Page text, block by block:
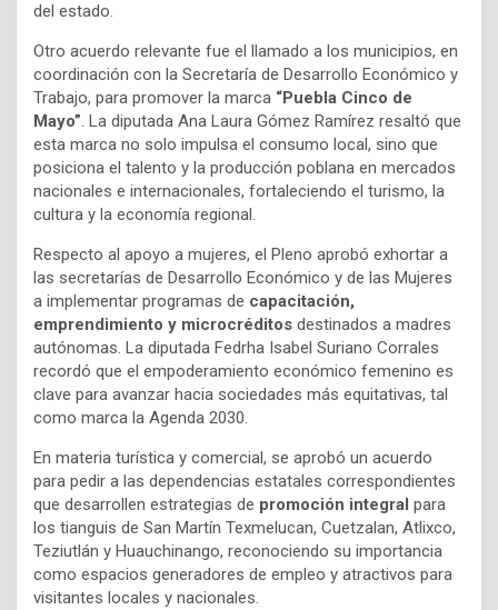
del estado.
Otro acuerdo relevante fue el llamado a los municipios, en
coordinación con la Secretaría de Desarrollo Económico y
Trabajo, para promover la marca “Puebla Cinco de
Mayo”. La diputada Ana Laura Gómez Ramírez resaltó que
esta marca no solo impulsa el consumo local, sino que
posiciona el talento y la producción poblana en mercados
nacionales e internacionales, fortaleciendo el turismo, la
cultura y la economía regional.
Respecto al apoyo a mujeres, el Pleno aprobó exhortar a
las secretarías de Desarrollo Económico y de las Mujeres
a implementar programas de capacitación,
emprendimiento y microcréditos destinados a madres
autónomas. La diputada Fedrha Isabel Suriano Corrales
recordó que el empoderamiento económico femenino es
clave para avanzar hacia sociedades más equitativas, tal
como marca la Agenda 2030.
En materia turística y comercial, se aprobó un acuerdo
para pedir a las dependencias estatales correspondientes
que desarrollen estrategias de promoción integral para
los tianguis de San Martín Texmelucan, Cuetzalan, Atlixco,
Teziutlán y Huauchinango, reconociendo su importancia
como espacios generadores de empleo y atractivos para
visitantes locales y nacionales.